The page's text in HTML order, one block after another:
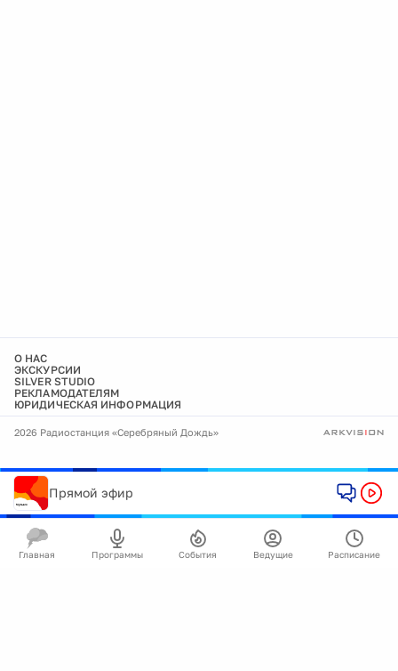
О НАС
ЭКСКУРСИИ
SILVER STUDIO
РЕКЛАМОДАТЕЛЯМ
ЮРИДИЧЕСКАЯ ИНФОРМАЦИЯ
2026 Радиостанция «Серебряный Дождь»
Прямой эфир
Главная Программы События Ведущие Расписание